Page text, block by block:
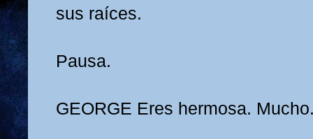
sus raíces.
Pausa.
GEORGE Eres hermosa.